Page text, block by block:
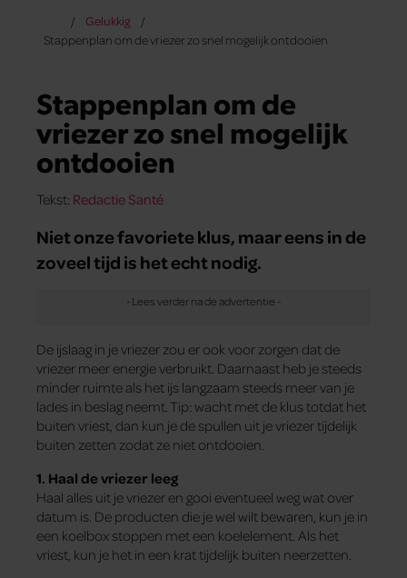
Gelukkig
Stappenplan om de vriezer zo snel mogelijk ontdooien
Stappenplan om de
vriezer zo snel mogelijk
ontdooien
Tekst: Redactie Santé
Niet onze favoriete klus, maar eens in de
zoveel tijd is het echt nodig.
De ijslaag in je vriezer zou er ook voor zorgen dat de
vriezer meer energie verbruikt. Daarnaast heb je steeds
minder ruimte als het ijs langzaam steeds meer van je
lades in beslag neemt. Tip: wacht met de klus totdat het
buiten vriest, dan kun je de spullen uit je vriezer tijdelijk
buiten zetten zodat ze niet ontdooien.
1. Haal de vriezer leeg
Haal alles uit je vriezer en gooi eventueel weg wat over
datum is. De producten die je wel wilt bewaren, kun je in
een koelbox stoppen met een koelelement. Als het
vriest, kun je het in een krat tijdelijk buiten neerzetten.